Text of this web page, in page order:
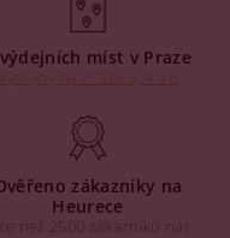
míst v Praze
zákazníky na
Heurece
než 2500 zákazníků nás